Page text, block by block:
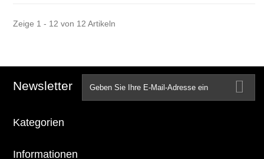
Zeige 1 - 12 von 12 Artikeln
Newsletter
Kategorien
Informationen